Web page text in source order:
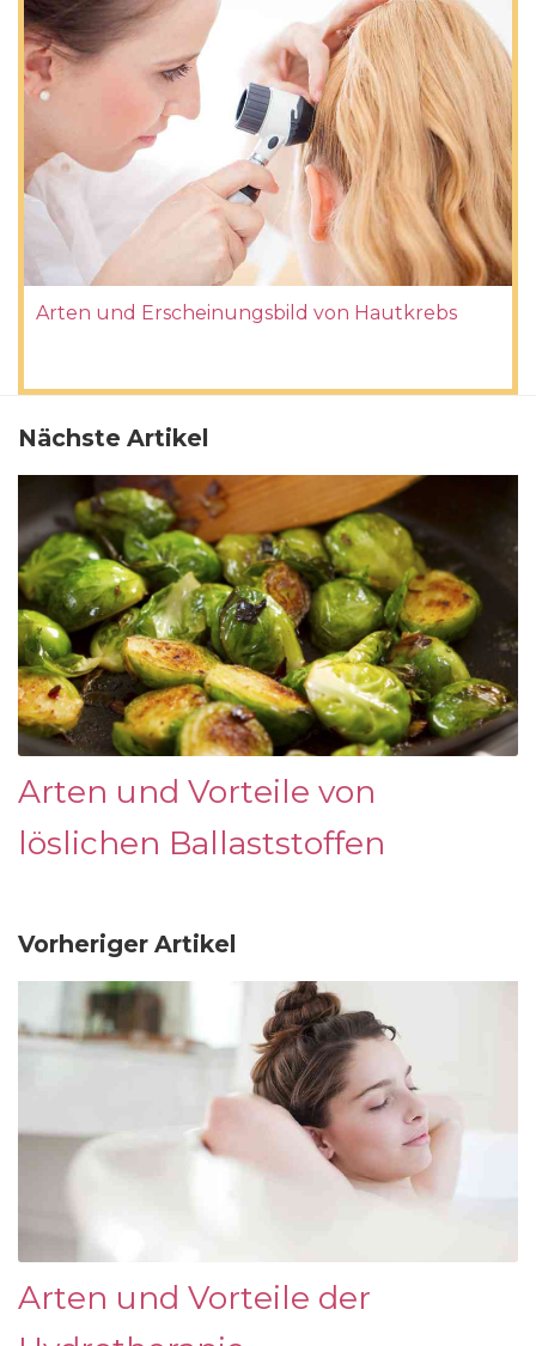
Arten und Erscheinungsbild von Hautkrebs
Nächste Artikel
Arten und Vorteile von
löslichen Ballaststoffen
Vorheriger Artikel
Arten und Vorteile der